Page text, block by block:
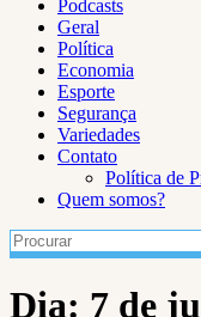
Podcasts
Geral
Política
Economia
Esporte
Segurança
Variedades
Contato
Política de
Quem somos?
Dia: 7 de